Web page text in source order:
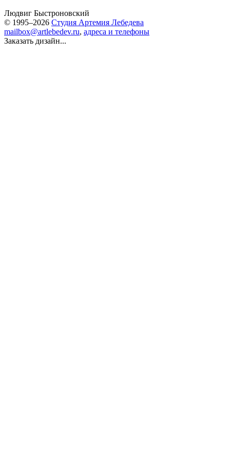
Людвиг Быстроновский
© 1995–2026 Студия Артемия Лебедева
mailbox@artlebedev.ru, адреса и телефоны
Заказать дизайн...